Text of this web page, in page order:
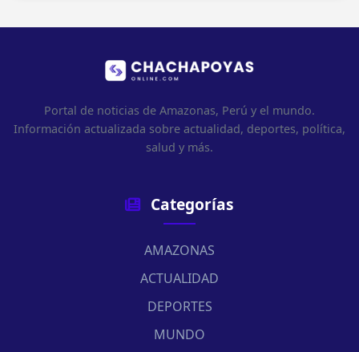
Portal de noticias de Amazonas, Perú y el mundo.
Información actualizada sobre actualidad, deportes, política,
salud y más.
Categorías
AMAZONAS
ACTUALIDAD
DEPORTES
MUNDO